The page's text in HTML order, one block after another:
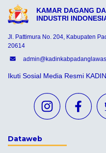
KAMAR DAGANG
INDUSTRI
Jl. Pattimura No. 204, Kabupaten
20614
Ikuti Sosial Media Resmi KADIN
Dataweb